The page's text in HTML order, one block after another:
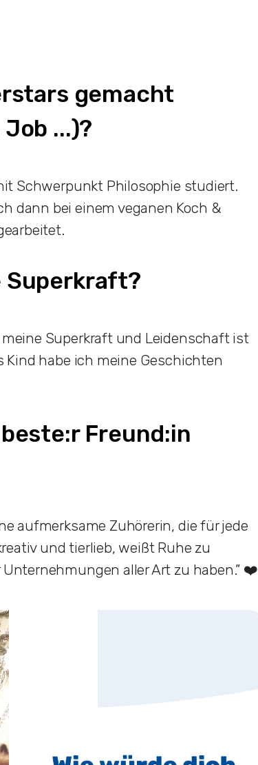
gemacht
...)?
Schwerpunkt Philosophie studiert.
dann bei einem veganen Koch &
Superkraft?
Superkraft und Leidenschaft ist
Kind habe ich meine Geschichten
Freund:in
aufmerksame Zuhörerin, die für jede
und tierlieb, weißt Ruhe zu
aller Art zu haben.” ❤️